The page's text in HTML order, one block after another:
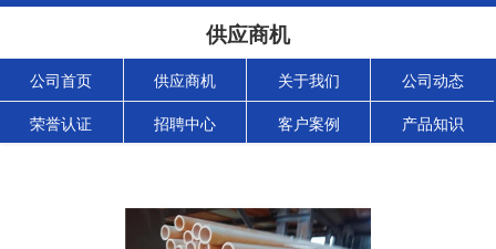
供应商机
公司首页 供应商机 关于我们 公司动态
荣誉认证 招聘中心 客户案例 产品知识